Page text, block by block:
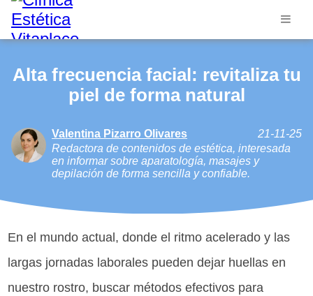
Alta frecuencia facial: revitaliza tu
piel de forma natural
Valentina Pizarro Olivares
21-11-25
Redactora de contenidos de estética, interesada
en informar sobre aparatología, masajes y
depilación de forma sencilla y confiable.
En el mundo actual, donde el ritmo acelerado y las
largas jornadas laborales pueden dejar huellas en
nuestro rostro, buscar métodos efectivos para